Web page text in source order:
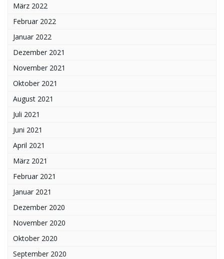
März 2022
Februar 2022
Januar 2022
Dezember 2021
November 2021
Oktober 2021
August 2021
Juli 2021
Juni 2021
April 2021
März 2021
Februar 2021
Januar 2021
Dezember 2020
November 2020
Oktober 2020
September 2020